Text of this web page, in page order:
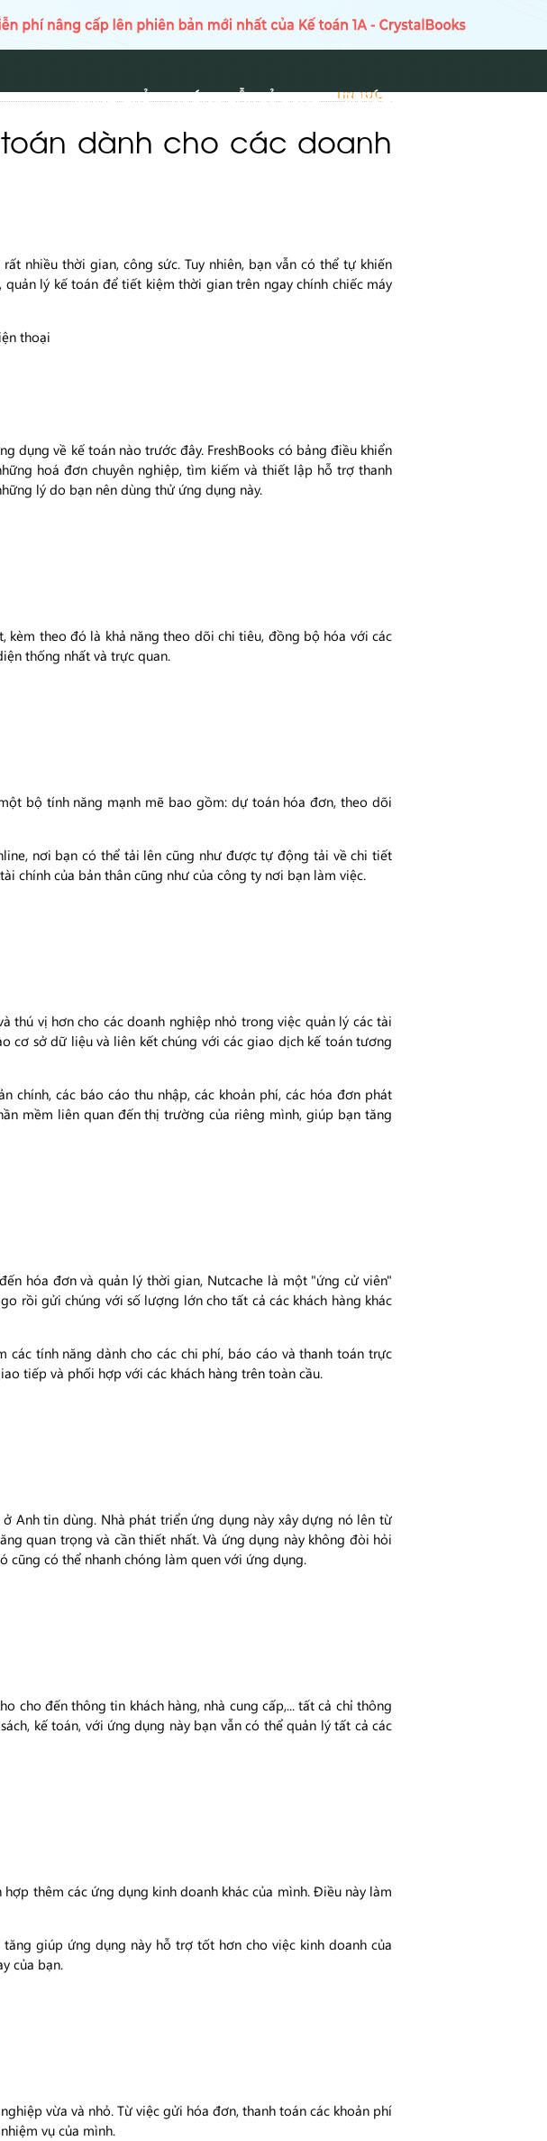
TRANG CHỦ HƯỚNG DẪN SỬ DỤNG TIN TỨC
TIN TỨC
dành cho các doanh
nhiều thời gian, công sức. Tuy nhiên, bạn vẫn có thể tự khiến
lý kế toán để tiết kiệm thời gian trên ngay chính chiếc máy
về kế toán nào trước đây. FreshBooks có bảng điều khiển
hoá đơn chuyên nghiệp, tìm kiếm và thiết lập hỗ trợ thanh
lý do bạn nên dùng thử ứng dụng này.
kèm theo đó là khả năng theo dõi chi tiêu, đồng bộ hóa với các
thống nhất và trực quan.
bộ tính năng mạnh mẽ bao gồm: dự toán hóa đơn, theo dõi
nơi bạn có thể tải lên cũng như được tự động tải về chi tiết
chính của bản thân cũng như của công ty nơi bạn làm việc.
thú vị hơn cho các doanh nghiệp nhỏ trong việc quản lý các tài
cơ sở dữ liệu và liên kết chúng với các giao dịch kế toán tương
chính, các báo cáo thu nhập, các khoản phí, các hóa đơn phát
mềm liên quan đến thị trường của riêng mình, giúp bạn tăng
hóa đơn và quản lý thời gian, Nutcache là một "ứng cử viên"
rồi gửi chúng với số lượng lớn cho tất cả các khách hàng khác
tính năng dành cho các chi phí, báo cáo và thanh toán trực
tiếp và phối hợp với các khách hàng trên toàn cầu.
Anh tin dùng. Nhà phát triển ứng dụng này xây dựng nó lên từ
quan trọng và cần thiết nhất. Và ứng dụng này không đòi hỏi
có thể nhanh chóng làm quen với ứng dụng.
cho đến thông tin khách hàng, nhà cung cấp,... tất cả chỉ thông
kế toán, với ứng dụng này bạn vẫn có thể quản lý tất cả các
thêm các ứng dụng kinh doanh khác của mình. Điều này làm
giúp ứng dụng này hỗ trợ tốt hơn cho việc kinh doanh của
của bạn.
vừa và nhỏ. Từ việc gửi hóa đơn, thanh toán các khoản phí
vụ của mình.